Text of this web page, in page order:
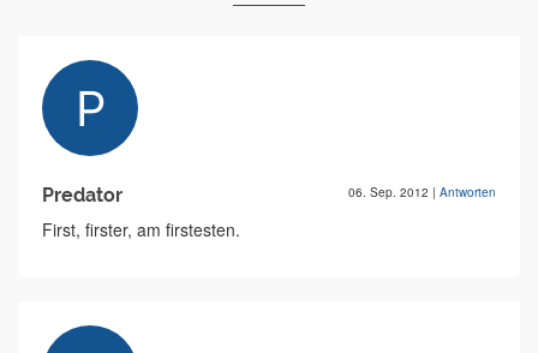
Predator 06. Sep. 2012 | Antworten
First, firster, am firstesten.